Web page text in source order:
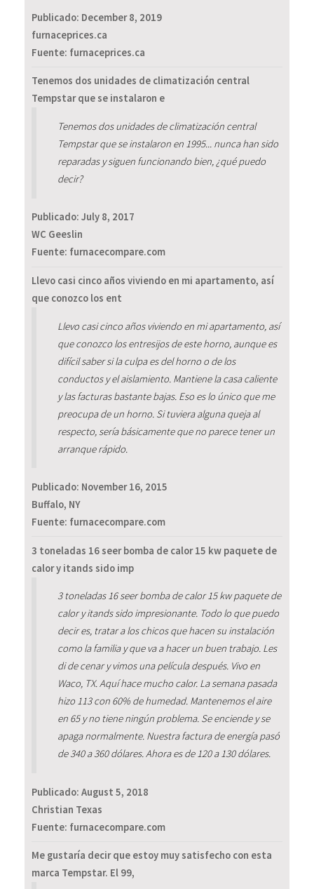
Publicado: December 8, 2019
furnaceprices.ca
Fuente: furnaceprices.ca
Tenemos dos unidades de climatización central
Tempstar que se instalaron e
Tenemos dos unidades de climatización central
Tempstar que se instalaron en 1995... nunca han sido
reparadas y siguen funcionando bien, ¿qué puedo
decir?
Publicado: July 8, 2017
WC Geeslin
Fuente: furnacecompare.com
Llevo casi cinco años viviendo en mi apartamento, así
que conozco los ent
Llevo casi cinco años viviendo en mi apartamento, así
que conozco los entresijos de este horno, aunque es
difícil saber si la culpa es del horno o de los
conductos y el aislamiento. Mantiene la casa caliente
y las facturas bastante bajas. Eso es lo único que me
preocupa de un horno. Si tuviera alguna queja al
respecto, sería básicamente que no parece tener un
arranque rápido.
Publicado: November 16, 2015
Buffalo, NY
Fuente: furnacecompare.com
3 toneladas 16 seer bomba de calor 15 kw paquete de
calor y itands sido imp
3 toneladas 16 seer bomba de calor 15 kw paquete de
calor y itands sido impresionante. Todo lo que puedo
decir es, tratar a los chicos que hacen su instalación
como la familia y que va a hacer un buen trabajo. Les
di de cenar y vimos una película después. Vivo en
Waco, TX. Aquí hace mucho calor. La semana pasada
hizo 113 con 60% de humedad. Mantenemos el aire
en 65 y no tiene ningún problema. Se enciende y se
apaga normalmente. Nuestra factura de energía pasó
de 340 a 360 dólares. Ahora es de 120 a 130 dólares.
Publicado: August 5, 2018
Christian Texas
Fuente: furnacecompare.com
Me gustaría decir que estoy muy satisfecho con esta
marca Tempstar. El 99,